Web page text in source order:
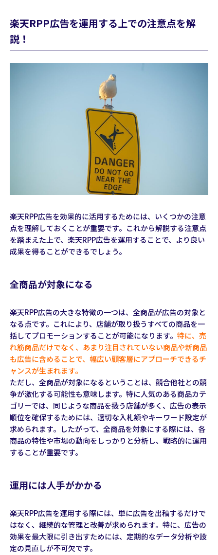
楽天RPP広告を運用する上での注意点を解
説！
楽天RPP広告を効果的に活用するためには、いくつかの注意
点を理解しておくことが重要です。これから解説する注意点
を踏まえた上で、楽天RPP広告を運用することで、より良い
成果を得ることができるでしょう。
全商品が対象になる
楽天RPP広告の大きな特徴の一つは、全商品が広告の対象と
なる点です。これにより、店舗が取り扱うすべての商品を一
括してプロモーションすることが可能になります。 特に、売
れ筋商品だけでなく、あまり注目されていない商品や新商品
も広告に含めることで、幅広い顧客層にアプローチできるチ
ャンスが生まれます。
ただし、全商品が対象になるということは、競合他社との競
争が激化する可能性も意味します。特に人気のある商品カテ
ゴリーでは、同じような商品を扱う店舗が多く、広告の表示
順位を確保するためには、適切な入札額やキーワード設定が
求められます。したがって、全商品を対象にする際には、各
商品の特性や市場の動向をしっかりと分析し、戦略的に運用
することが重要です。
運用には人手がかかる
楽天RPP広告を運用する際には、単に広告を出稿するだけで
はなく、継続的な管理と改善が求められます。特に、広告の
効果を最大限に引き出すためには、定期的なデータ分析や設
定の見直しが不可欠です。